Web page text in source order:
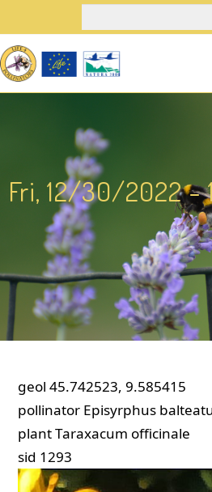
Salta al contenuto principale
Fri, 12/30/2022 -
geol 45.742523, 9.585415
pollinator Episyrphus
plantTaraxacum officinale
sid 1293